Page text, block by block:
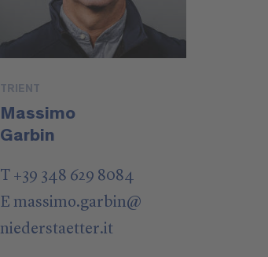
TRIENT
Massimo
Garbin
T +39 348 629 8084
E massimo.garbin@
niederstaetter.it